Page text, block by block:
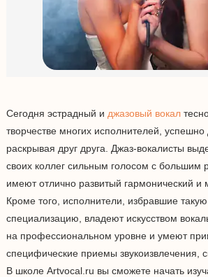
Сегодня эстрадный и джазовый вокал
творчестве многих исполнителей,
раскрывая друг друга. Джаз-вокалисты
своих коллег сильным голосом с большим
имеют отлично развитый гармонический и
Кроме того, исполнители, избравшие
специализацию, владеют искусством
на профессиональном уровне и умеют
специфические приемы звукоизвлечения,
В школе Artvocal.ru вы сможете начать